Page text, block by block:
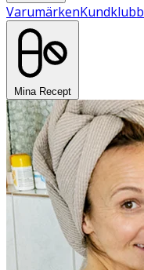
VarumärkenKundklubb
Mina Recept